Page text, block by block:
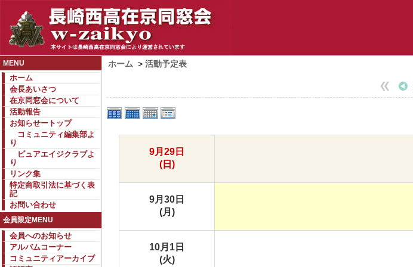
MENU
ホーム
会長あいさつ
在京同窓会について
活動報告
お知らせートップ
コミュニティ編集部よ
り
ピュアエイジクラブよ
り
リンク集
特定商取引法に基づく表
記
お問い合わせ
会員限定MENU
会員へのお知らせ
アルバムコーナー
コミュニティアーカイブ
ホーム > 活動予定表
9月29日
(日)
9月30日
(月)
10月1日
(火)